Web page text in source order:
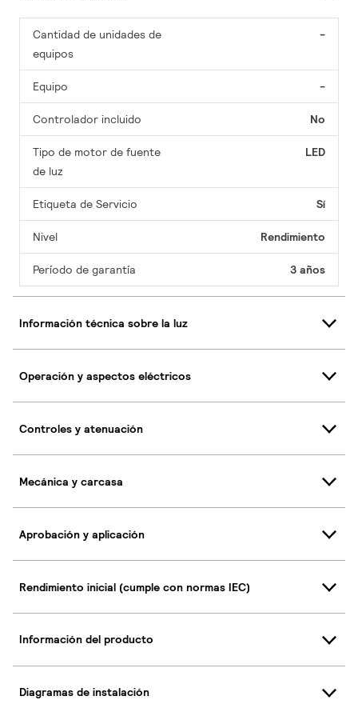
Cantidad de unidades de
equipos
-
Equipo -
Controlador incluido No
Tipo de motor de fuente
de luz
LED
Etiqueta de Servicio Sí
Nivel Rendimiento
Período de garantía 3 años
Información técnica sobre la luz
Operación y aspectos eléctricos
Controles y atenuación
Mecánica y carcasa
Aprobación y aplicación
Rendimiento inicial (cumple con normas IEC)
Información del producto
Diagramas de instalación